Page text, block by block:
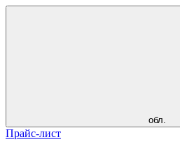
обл.
Прайс-лист